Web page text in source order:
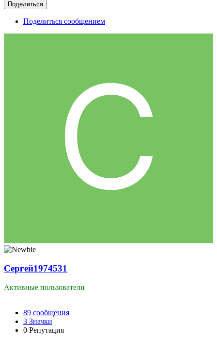
Поделиться
Поделиться сообщением
Сергей1974531
Активные пользователи
89 сообщения
3 Значки
0 Репутация